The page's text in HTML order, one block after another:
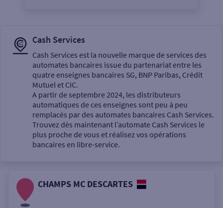
Sélectionnez votre recherche
Un service
Autour de moi
Cash Services
Cash Services est la nouvelle marque de services des
automates bancaires issue du partenariat entre les
quatre enseignes bancaires SG, BNP Paribas, Crédit
Mutuel et CIC.
A partir de septembre 2024, les distributeurs
automatiques de ces enseignes sont peu à peu
remplacés par des automates bancaires Cash Services.
Trouvez dès maintenant l’automate Cash Services le
plus proche de vous et réalisez vos opérations
bancaires en libre-service.
CHAMPS MC DESCARTES